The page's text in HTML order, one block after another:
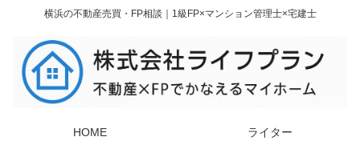
横浜の不動産売買・FP相談｜1級FP×マンション管理士×宅建士
HOME ライター